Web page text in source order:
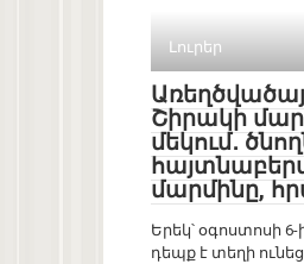
Լուրեր
Շիրակի
մեկում․
մարմինը,
Երեկ՝ օգոստոսի
դեպք է տեղի